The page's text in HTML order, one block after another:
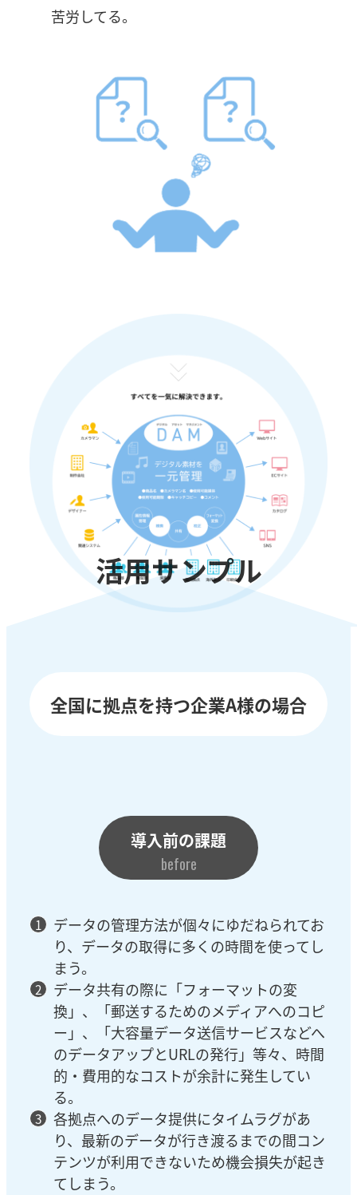
苦労してる。
活用サンプル
全国に拠点を持つ企業A様の場合
before
導入前の課題
データの管理方法が個々にゆだねられてお
り、データの取得に多くの時間を使ってし
まう。
データ共有の際に「フォーマットの変
換」、「郵送するためのメディアへのコピ
ー」、「大容量データ送信サービスなどへ
のデータアップとURLの発行」等々、時間
的・費用的なコストが余計に発生してい
る。
各拠点へのデータ提供にタイムラグがあ
り、最新のデータが行き渡るまでの間コン
テンツが利用できないため機会損失が起き
てしまう。